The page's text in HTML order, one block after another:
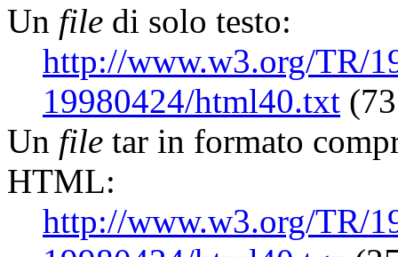
Un file di solo testo:
http://www.w3.org/TR/
19980424/html40.txt
Un file tar in formato
HTML:
http://www.w3.org/TR/